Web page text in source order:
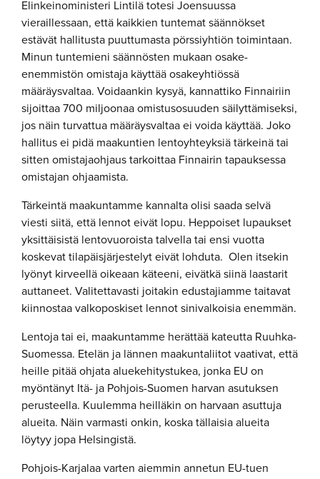
Elinkeinoministeri Lintilä totesi Joensuussa
vieraillessaan, että kaikkien tuntemat säännökset
estävät hallitusta puuttumasta pörssiyhtiön toimintaan.
Minun tuntemieni säännösten mukaan osake-
enemmistön omistaja käyttää osakeyhtiössä
määräysvaltaa. Voidaankin kysyä, kannattiko Finnairiin
sijoittaa 700 miljoonaa omistusosuuden säilyttämiseksi,
jos näin turvattua määräysvaltaa ei voida käyttää. Joko
hallitus ei pidä maakuntien lentoyhteyksiä tärkeinä tai
sitten omistajaohjaus tarkoittaa Finnairin tapauksessa
omistajan ohjaamista.
Tärkeintä maakuntamme kannalta olisi saada selvä
viesti siitä, että lennot eivät lopu. Heppoiset lupaukset
yksittäisistä lentovuoroista talvella tai ensi vuotta
koskevat tilapäisjärjestelyt eivät lohduta. Olen itsekin
lyönyt kirveellä oikeaan käteeni, eivätkä siinä laastarit
auttaneet. Valitettavasti joitakin edustajiamme taitavat
kiinnostaa valkoposkiset lennot sinivalkoisia enemmän.
Lentoja tai ei, maakuntamme herättää kateutta Ruuhka-
Suomessa. Etelän ja lännen maakuntaliitot vaativat, että
heille pitää ohjata aluekehitystukea, jonka EU on
myöntänyt Itä- ja Pohjois-Suomen harvan asutuksen
perusteella. Kuulemma heilläkin on harvaan asuttuja
alueita. Näin varmasti onkin, koska tällaisia alueita
löytyy jopa Helsingistä.
Pohjois-Karjalaa varten aiemmin annetun EU-tuen